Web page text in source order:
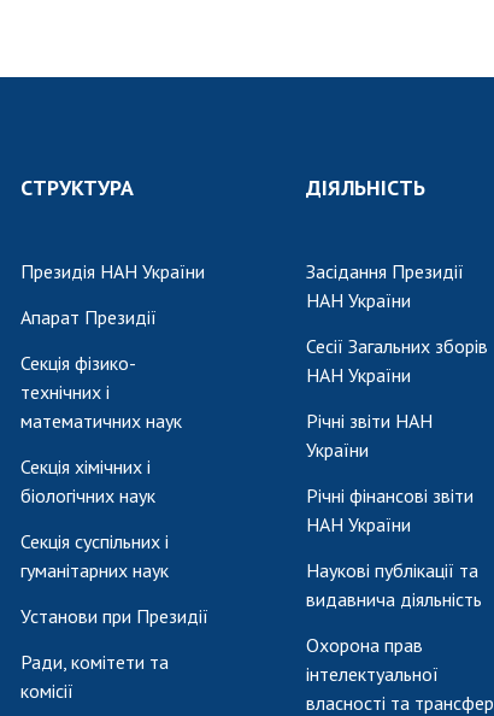
СТРУКТУРА
Президія НАН України
Апарат Президії
Секція фізико-
технічних і
математичних наук
Секція хімічних і
біологічних наук
Секція суспільних і
гуманітарних наук
Установи при Президії
Ради, комітети та
комісії
ДІЯЛЬНІСТЬ
Засідання Президії
НАН України
Сесії Загальних зборів
НАН України
Річні звіти НАН
України
Річні фінансові звіти
НАН України
Наукові публікації та
видавнича діяльність
Охорона прав
інтелектуальної
власності та трансфер